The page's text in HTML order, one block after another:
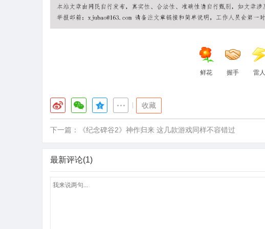
鲜花 握手 雷人
收藏
下一篇： 《纪念碑谷2》神作归来 这几款游戏同样不容错过
最新评论(1)